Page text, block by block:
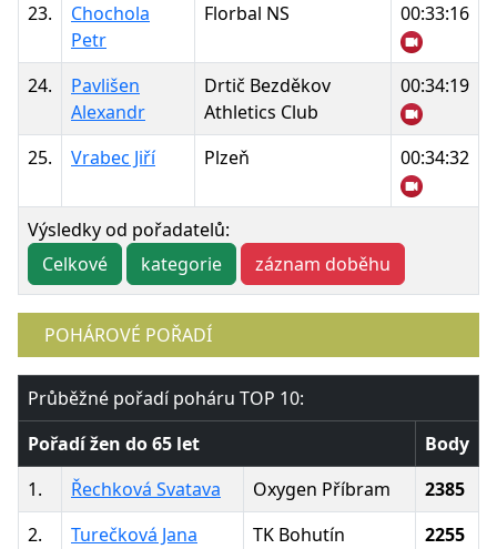
23.
Chochola
Petr
Florbal NS 00:33:16
24.
Pavlišen
Alexandr
Drtič Bezděkov
Athletics Club
00:34:19
25. Vrabec Jiří Plzeň 00:34:32
Výsledky od pořadatelů:
Celkové
kategorie záznam doběhu
POHÁROVÉ POŘADÍ
Průběžné pořadí poháru TOP 10:
Pořadí žen do 65 let
Body
1.
Řechková Svatava Oxygen Příbram
2385
2.
Turečková Jana TK Bohutín
2255